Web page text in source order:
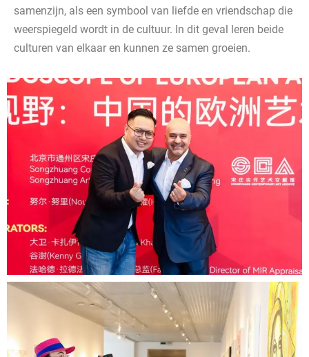
samenzijn, als een symbool van liefde en vriendschap die
weerspiegeld wordt in de cultuur. In dit geval leren beide
culturen van elkaar en kunnen ze samen groeien.